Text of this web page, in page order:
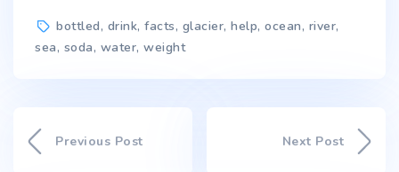
bottled, drink, facts, glacier, help, ocean, river,
sea, soda, water, weight
Previous Post Next Post